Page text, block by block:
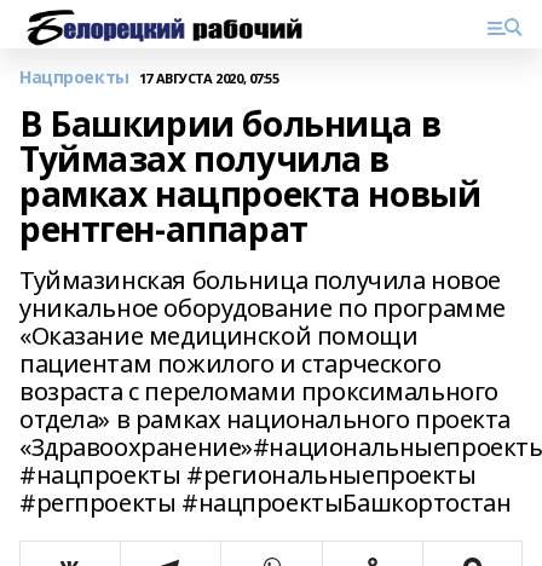
Нацпроекты 17 АВГУСТА 2020, 07:55
В Башкирии больница в
Туймазах получила в
рамках нацпроекта новый
рентген-аппарат
Туймазинская больница получила новое
уникальное оборудование по программе
«Оказание медицинской помощи
пациентам пожилого и старческого
возраста с переломами проксимального
отдела» в рамках национального проекта
#нацпроекты #региональныепроекты
#регпроекты #нацпроектыБашкортостан